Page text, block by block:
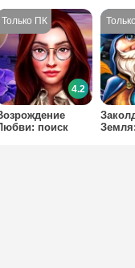
поиск
4.2